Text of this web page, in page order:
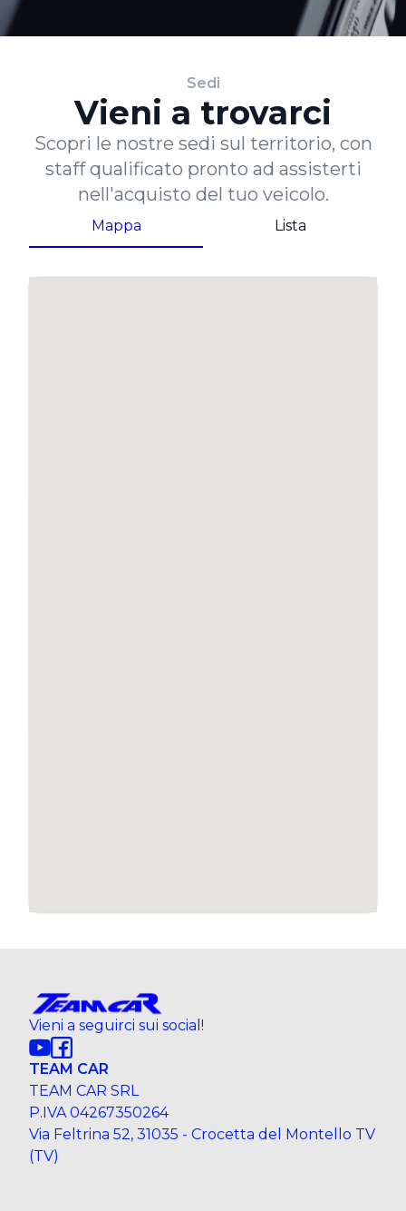
Sedi
Vieni a trovarci
Scopri le nostre sedi sul territorio, con
staff qualificato pronto ad assisterti
nell'acquisto del tuo veicolo.
Mappa Lista
Vieni a seguirci sui social!
TEAM CAR
TEAM CAR SRL
P.IVA 04267350264
Via Feltrina 52, 31035 - Crocetta del Montello TV
(TV)